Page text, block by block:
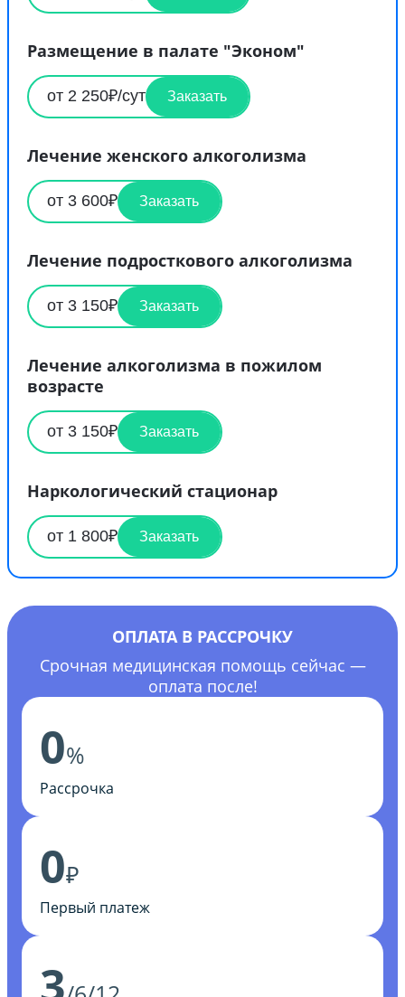
Размещение в палате "Эконом"
от 2 250₽/сут Заказать
Лечение женского алкоголизма
от 3 600₽ Заказать
Лечение подросткового алкоголизма
от 3 150₽ Заказать
Лечение алкоголизма в пожилом
возрасте
от 3 150₽ Заказать
Наркологический стационар
от 1 800₽ Заказать
ОПЛАТА В РАССРОЧКУ
Срочная медицинская помощь сейчас —
оплата после!
0%
Рассрочка
0₽
Первый платеж